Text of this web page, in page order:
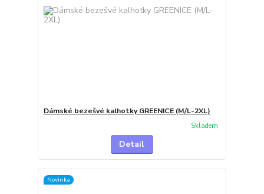
Dámské bezešvé kalhotky GREENICE (M/L-2XL)
Skladem
Detail
Novinka